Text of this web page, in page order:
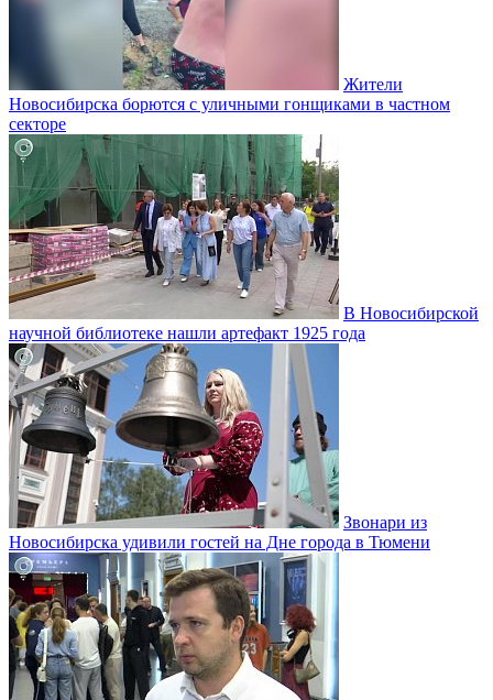
Жители
Новосибирска борются с уличными гонщиками в частном
секторе
В Новосибирской
научной библиотеке нашли артефакт 1925 года
Звонари из
Новосибирска удивили гостей на Дне города в Тюмени